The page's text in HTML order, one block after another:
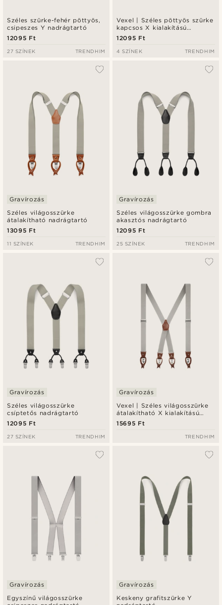
Széles szürke-fehér pöttyös,
csipeszes Y nadrágtartó
12095 Ft
27 SZÍNEK TRENDHIM
Vexel | Széles pöttyös szürke
kapcsos X kialakítású
nadrágtartó
12095 Ft
4 SZÍNEK TRENDHIM
Széles világosszürke
átalakítható nadrágtartó
Gravírozás
13095 Ft
11 SZÍNEK TRENDHIM
Széles világosszürke gombra
akasztós nadrágtartó
Gravírozás
12095 Ft
25 SZÍNEK TRENDHIM
Széles világosszürke
csíptetős nadrágtartó
Gravírozás
12095 Ft
27 SZÍNEK TRENDHIM
Vexel | Széles világosszürke
átalakítható X kialakítású
nadrágtartó
Gravírozás
15695 Ft
TRENDHIM
Egyszínű világosszürke
Gravírozás
Keskeny grafitszürke Y
Gravírozás